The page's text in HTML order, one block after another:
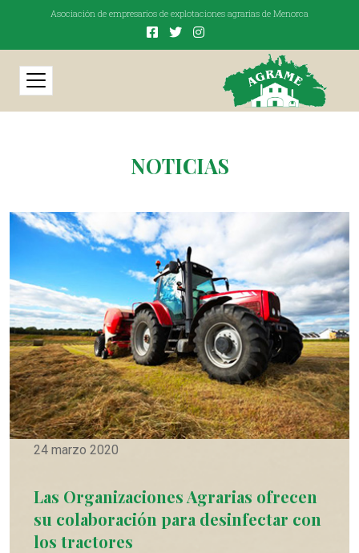
Asociación de empresarios de explotaciones agrarias de Menorca
NOTICIAS
24 marzo 2020
Las Organizaciones Agrarias ofrecen
su colaboración para desinfectar con
los tractores